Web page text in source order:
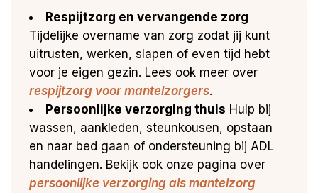
Respijtzorg en vervangende zorg
Tijdelijke overname van zorg zodat jij kunt
uitrusten, werken, slapen of even tijd hebt
voor je eigen gezin. Lees ook meer over
respijtzorg voor mantelzorgers.
Persoonlijke verzorging thuis Hulp bij
wassen, aankleden, steunkousen, opstaan
en naar bed gaan of ondersteuning bij ADL
handelingen. Bekijk ook onze pagina over
persoonlijke verzorging als mantelzorg